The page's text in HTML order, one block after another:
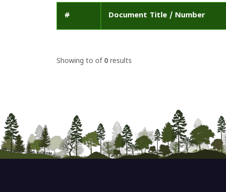
# Document Title / Number
Showing to of 0 results